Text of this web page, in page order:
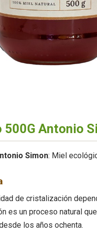
Antonio
Simon: Miel
de cristalización
es un proceso natural
los años ochenta.